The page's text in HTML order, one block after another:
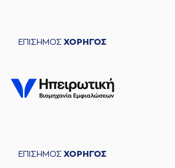
ΕΠΙΣΗΜΟΣ ΧΟΡΗΓΟΣ
ΕΠΙΣΗΜΟΣ ΧΟΡΗΓΟΣ